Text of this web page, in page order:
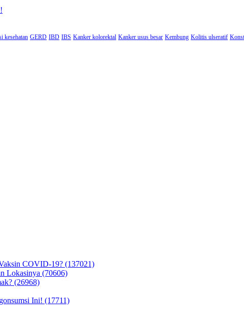
kesehatan GERD IBD IBS Kanker kolorektal Kanker usus besar Kembung Kolitis ulseratif
COVID-19? (137021)
Lokasinya (70606)
(26968)
Ini! (17711)